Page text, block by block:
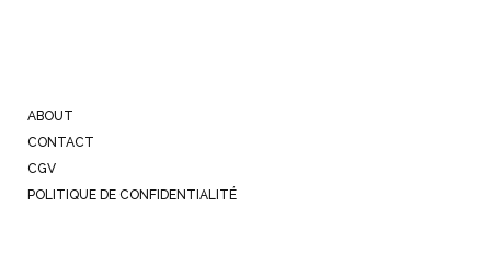
ABOUT
CONTACT
CGV
POLITIQUE DE CONFIDENTIALITÉ